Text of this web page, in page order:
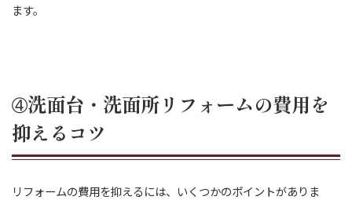
ます。
➃洗面台・洗面所リフォームの費用を
抑えるコツ
リフォームの費用を抑えるには、いくつかのポイントがありま